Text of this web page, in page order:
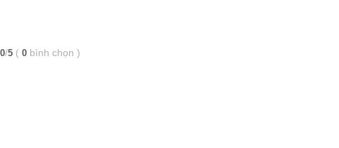
0/5 ( 0 bình chọn )